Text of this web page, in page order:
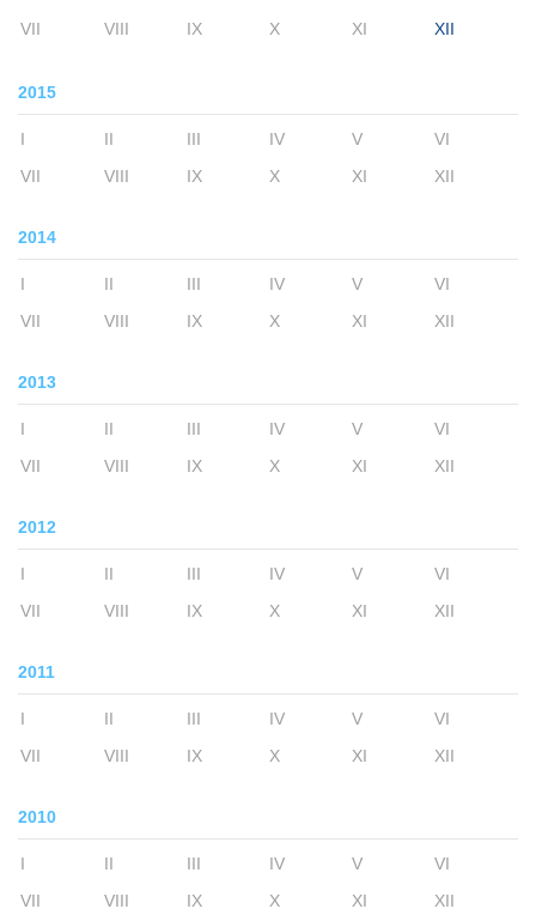
VII VIII IX X XI XII
2015
I II III IV V
VI
VII
VIII IX X XI XII
2014
I II III IV V
VI
VII
VIII IX X XI XII
2013
I II III IV V
VI
VII
VIII IX X XI XII
2012
I II III IV V
VI
VII
VIII IX X XI XII
2011
I II III IV V
VI
VII
VIII IX X XI XII
2010
I II III IV V
VI
VII
VIII IX X XI XII